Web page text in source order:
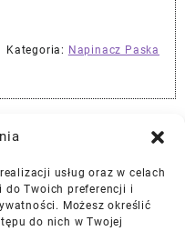
usług oraz w celach
do Twoich preferencji i
Możesz określić
do nich w Twojej
Kategoria: Napinacz Paska
z Gwarancją Dożywotnią!*